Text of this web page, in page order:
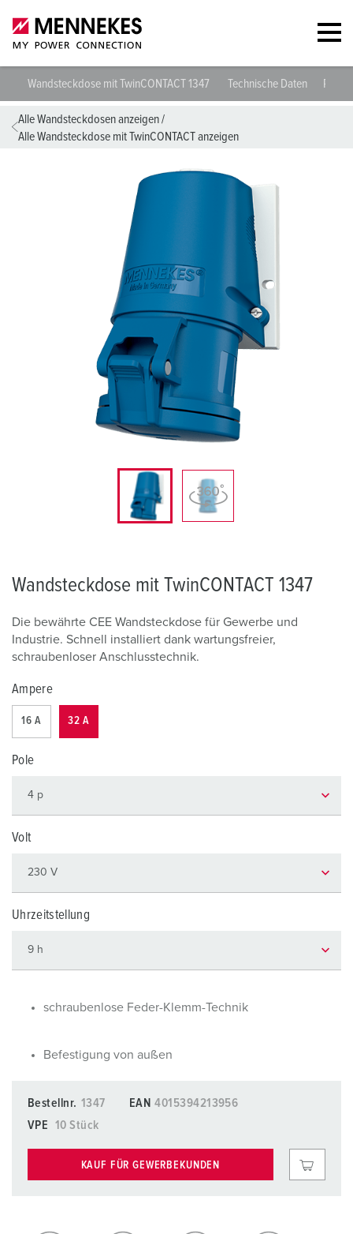
Wandsteckdose mit TwinCONTACT 1347 Technische Daten
Alle Wandsteckdosen anzeigen/
Alle Wandsteckdose mit TwinCONTACT anzeigen
Wandsteckdose mit TwinCONTACT 1347
Die bewährte CEE Wandsteckdose für Gewerbe und
Industrie. Schnell installiert dank wartungsfreier,
schraubenloser Anschlusstechnik.
Ampere
16 A 32 A
Pole
Volt
Uhrzeitstellung
schraubenlose Feder-Klemm-Technik
Befestigung von außen
Bestellnr. 1347 EAN 4015394213956
VPE
10 Stück
KAUF FÜR GEWERBEKUNDEN